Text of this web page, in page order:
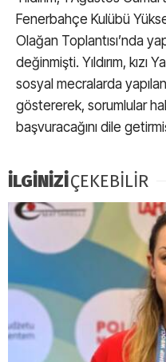
Fenerbahçe Kulübü
Olağan Toplantısı’nda
değinmişti. Yıldırım, kızı
sosyal mecralarda
göstererek, sorumlular
başvuracağını dile
İLGİNİZİÇEKEBİLİR